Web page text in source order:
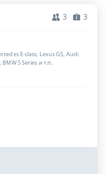
3 3
E-class, Lexus GS, Audi
BMW 5 Series и т.п.